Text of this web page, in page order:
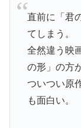
直前に「君
てしまう。
全然違う映
の形」の方
ついつい原
も面白い。